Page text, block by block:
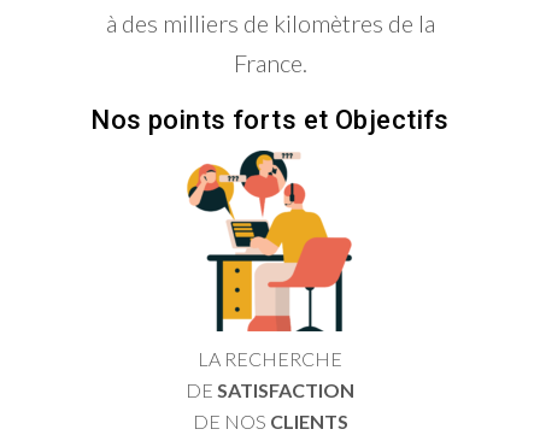
à des milliers de kilomètres de la
France.
Nos points forts et Objectifs
LA RECHERCHE
DE SATISFACTION
DE NOS CLIENTS